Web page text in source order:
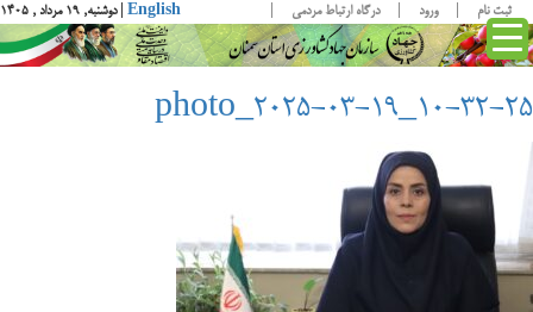
English | دوشنبه, ۱۹ مرداد , ۱۴۰۵ ثبت نام ورود درگاه ارتباط مردمی
photo_2025-03-19_10-32-25